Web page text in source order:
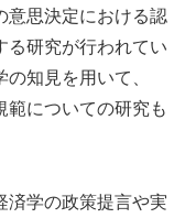
意思決定における認
る研究が行われてい
知見を用いて、
範についての研究も
済学の政策提言や実